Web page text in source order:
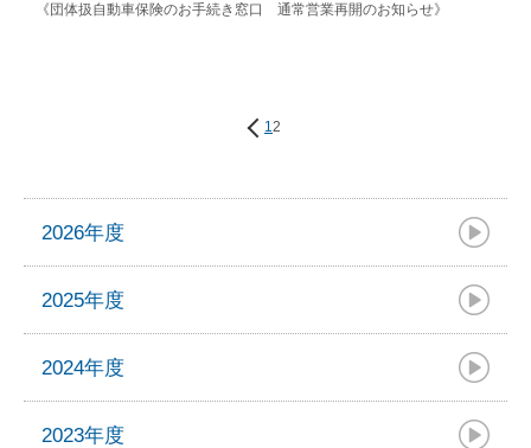
《団体扱自動車保険のお手続き窓口 通常営業再開のお知らせ》
12
2026年度
2025年度
2024年度
2023年度